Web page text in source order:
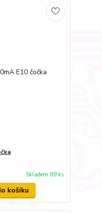
Skladem 89 ks
košíku